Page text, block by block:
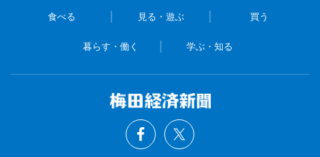
食べる 見る・遊ぶ 買う
暮らす・働く 学ぶ・知る